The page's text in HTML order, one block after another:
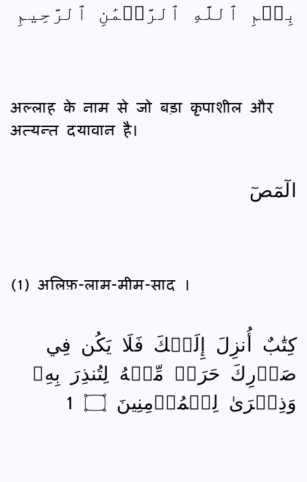
بِسۡمِ ٱللَّهِ ٱلرَّحۡمَٰنِ ٱلرَّحِيمِ
अल्लाह के नाम से जो बड़ा कृपाशील और
अत्यन्त दयावान है।
الٓمٓصٓ
(1) अलिफ़-लाम-मीम-साद ।
كِتَٰبٌ أُنزِلَ إِلَيۡكَ فَلَا يَكُن فِي
صَدۡرِكَ حَرَجٞ مِّنۡهُ لِتُنذِرَ بِهِۦ
وَذِكۡرَىٰ لِلۡمُؤۡمِنِينَ ۝ 1